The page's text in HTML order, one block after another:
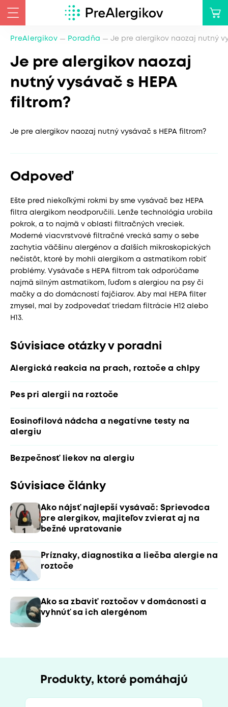
PreAlergikov Poradňa Je pre alergikov naozaj nutný
Je pre alergikov naozaj
nutný vysávač s HEPA
filtrom?
Je pre alergikov naozaj nutný vysávač s HEPA filtrom?
Odpoveď
Ešte pred niekoľkými rokmi by sme vysávač bez HEPA
filtra alergikom neodporučili. Lenže technológia urobila
pokrok, a to najmä v oblasti filtračných vreciek.
Moderné viacvrstvové filtračné vrecká samy o sebe
zachytia väčšinu alergénov a ďalších mikroskopických
nečistôt, ktoré by mohli alergikom a astmatikom robiť
problémy. Vysávače s HEPA filtrom tak odporúčame
najmä silným astmatikom, ľuďom s alergiou na psy či
mačky a do domácností fajčiarov. Aby mal HEPA filter
zmysel, mal by zodpovedať triedam filtrácie H12 alebo
H13.
Súvisiace otázky v poradni
Alergická reakcia na prach, roztoče a chlpy
Pes pri alergii na roztoče
Eosinofilová nádcha a negatívne testy na
alergiu
Bezpečnosť liekov na alergiu
Súvisiace články
Ako nájsť najlepší vysávač: Sprievodca
pre alergikov, majiteľov zvierat aj na
bežné upratovanie
Príznaky, diagnostika a liečba alergie na
roztoče
Ako sa zbaviť roztočov v domácnosti a
vyhnúť sa ich alergénom
Produkty, ktoré pomáhajú